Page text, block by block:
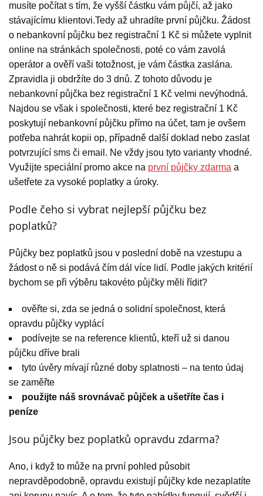
musíte počítat s tím, že vyšší částku vám půjčí, až jako
stávajícímu klientovi.Tedy až uhradíte první půjčku. Žádost
o nebankovní půjčku bez registrační 1 Kč si můžete vyplnit
online na stránkách společnosti, poté co vám zavolá
operátor a ověří vaši totožnost, je vám částka zaslána.
Zpravidla ji obdržíte do 3 dnů. Z tohoto důvodu je
nebankovní půjčka bez registrační 1 Kč velmi nevýhodná.
Najdou se však i společnosti, které bez registrační 1 Kč
poskytují nebankovní půjčku přímo na účet, tam je ovšem
potřeba nahrát kopii op, případně další doklad nebo zaslat
potvrzující sms či email. Ne vždy jsou tyto varianty vhodné.
Využijte speciální promo akce na první půjčky zdarma a
ušetřete za vysoké poplatky a úroky.
Podle čeho si vybrat nejlepší půjčku bez
poplatků?
Půjčky bez poplatků jsou v poslední době na vzestupu a
žádost o ně si podává čím dál více lidí. Podle jakých kritérií
bychom se při výběru takovéto půjčky měli řídit?
ověřte si, zda se jedná o solidní společnost, která
opravdu půjčky vyplácí
podívejte se na reference klientů, kteří už si danou
půjčku dříve brali
tyto úvěry mívají různé doby splatnosti – na tento údaj
se zaměřte
použijte náš srovnávač půjček a ušetříte čas i
peníze
Jsou půjčky bez poplatků opravdu zdarma?
Ano, i když to může na první pohled působit
nepravděpodobně, opravdu existují půjčky kde nezaplatíte